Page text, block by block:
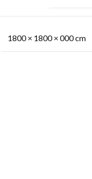
1800 × 1800 × 000 cm